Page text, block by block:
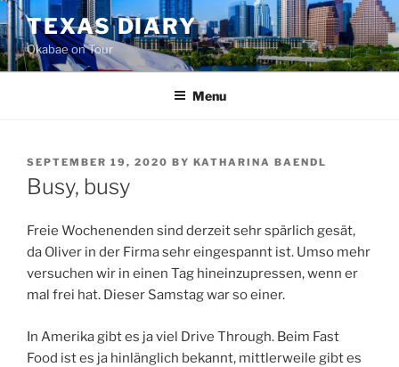
Skip
to
content
TEXAS DIARY
Okabae on Tour
Menu
POSTED
ON
SEPTEMBER 19, 2020 BY KATHARINA BAENDL
Busy, busy
Freie Wochenenden sind derzeit sehr spärlich gesät,
da Oliver in der Firma sehr eingespannt ist. Umso mehr
versuchen wir in einen Tag hineinzupressen, wenn er
mal frei hat. Dieser Samstag war so einer.
In Amerika gibt es ja viel Drive Through. Beim Fast
Food ist es ja hinlänglich bekannt, mittlerweile gibt es